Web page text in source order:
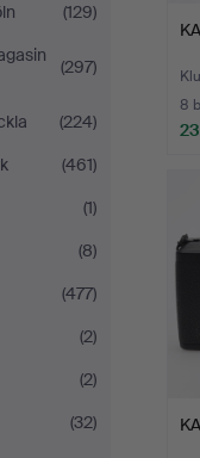
(129)
(297)
(224)
(461)
(1)
(8)
(477)
(2)
(2)
(32)
8